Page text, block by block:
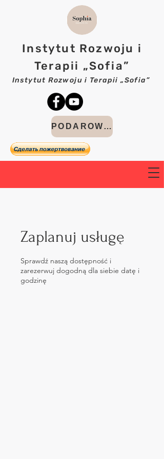
Instytut Rozwoju i
Terapii „Sofia”
Instytut Rozwoju i Terapii „Sofia”
PODAROWAĆ
Zaplanuj usługę
Sprawdź naszą dostępność i
zarezerwuj dogodną dla siebie datę i
godzinę